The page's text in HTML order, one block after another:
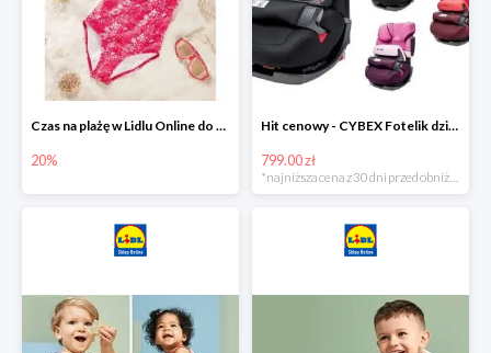
Czas na plażę w Lidlu Online do -20%
20%
Hit cenowy - CYBEX Fotelik dziecięcy samochodowy Pallasfix grupa I-III, 9-36 kg
799.00 zł